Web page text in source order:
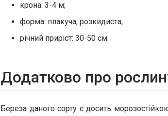
крона: 3-4 м;
форма: плакуча, розкидиста;
річний приріст: 30-50 см.
Додатково про
Береза даного сорту є досить